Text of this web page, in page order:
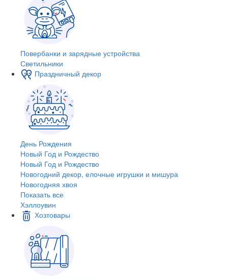
Повербанки и зарядные устройства
Светильники
Праздничный декор
День Рождения
Новый Год и Рождество
Новый Год и Рождество
Новогодний декор, елочные игрушки и мишура
Новогодняя хвоя
Показать все
Хэллоувин
Хозтовары